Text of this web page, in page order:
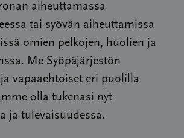
aiheuttamassa
tai syövän aiheuttamissa
omien pelkojen, huolien ja
Me Syöpäjärjestön
vapaaehtoiset eri puolilla
olla tukenasi nyt
ja tulevaisuudessa.